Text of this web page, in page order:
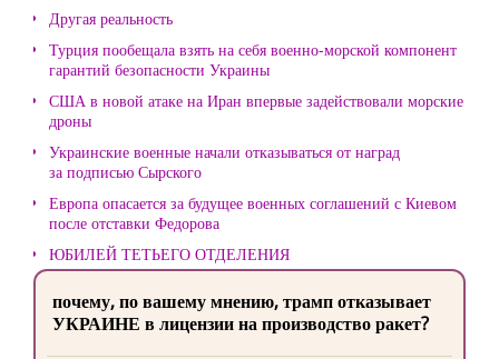
Другая реальность
Турция пообещала взять на себя военно-морской компонент
гарантий безопасности Украины
США в новой атаке на Иран впервые задействовали морские
дроны
Украинские военные начали отказываться от наград
за подписью Сырского
Европа опасается за будущее военных соглашений с Киевом
после отставки Федорова
ЮБИЛЕЙ ТЕТЬЕГО ОТДЕЛЕНИЯ
почему, по вашему мнению, трамп отказывает
УКРАИНЕ в лицензии на производство ракет?